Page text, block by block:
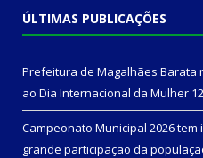
ÚLTIMAS PUBLICAÇÕES
Prefeitura de Magalhães Barata
ao Dia Internacional da Mulher
Campeonato Municipal 2026
grande participação da